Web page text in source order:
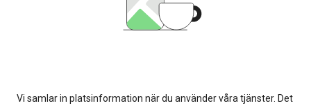
Vi samlar in platsinformation när du använder våra tjänster. Det